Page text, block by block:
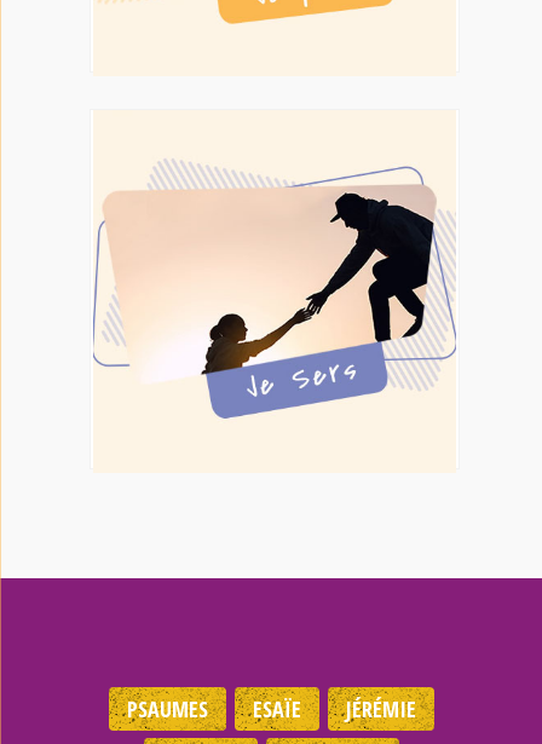
PSAUMES ESAÏE
JÉRÉMIE